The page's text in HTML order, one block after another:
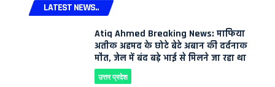
LATEST NEWS..
Atiq Ahmed Breaking News: माफिया
अतीक अहमद के छोटे बेटे अबान की दर्दनाक
मौत, जेल में बंद बड़े भाई से मिलने जा रहा था
उत्तर प्रदेश